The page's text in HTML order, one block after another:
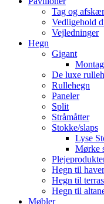
Tag og
Vedligehold
Vejledninger
Hegn
Gigant
De luxe
Rullehegn
Paneler
Split
Stråmåtter
Stokke/slaps
Lyse
Mørke
Hegn til
Hegn til
Hegn til
Møbler